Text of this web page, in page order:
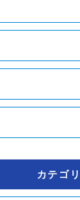
カテゴリ